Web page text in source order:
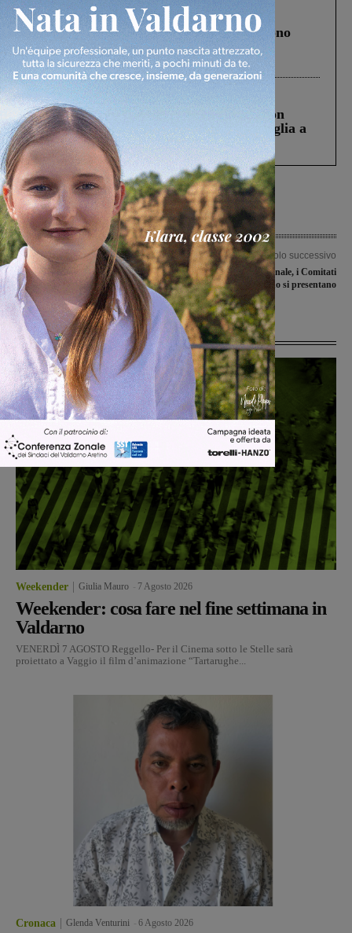
Cronaca 4 Agosto 2026
Un anno fa la strage in A1 in cui morirono
Gianni, Giulia e Franco. Lo schianto, il
processo, lo stop ai sorpassi fra tir....
Cronaca 3 Agosto 2026
Scomparso da una struttura di Castiglion
Fiorentino l’uomo che aveva ucciso la figlia a
Levane nel 2020
Articolo precedente
Bocconi avvelenati nel Parco pubblico
attrezzato: in fin di vita un cane
Articolo successivo
Riforma Costituzionale, i Comitati
per il Sì del Valdarno si presentano
Ultime Notizie
Weekender Giulia Mauro 7 Agosto 2026
Weekender: cosa fare nel fine settimana in
Valdarno
VENERDÌ 7 AGOSTO Reggello- Per il Cinema sotto le Stelle sarà
proiettato a Vaggio il film d’animazione “Tartarughe...
Cronaca Glenda Venturini 6 Agosto 2026